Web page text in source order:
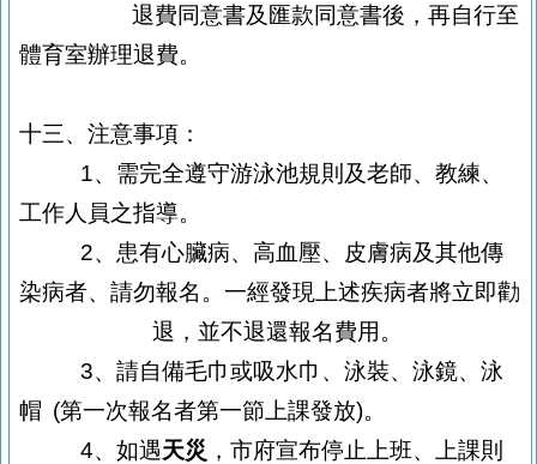
退費同意書及匯款同意書後，再自行至
體育室辦理退費。
十三、注意事項：
1、需完全遵守游泳池規則及老師、教練、
工作人員之指導。
2、患有心臟病、高血壓、皮膚病及其他傳
染病者、請勿報名。一經發現 上述疾病者將立即勸
退，並不退還報名費用。
3、請自備毛巾或吸水巾、泳裝、泳鏡、泳
帽 (第一次報名者第一節上課發放)。
4、如遇天災 ，市府宣布停止上班、上課則